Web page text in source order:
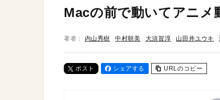
Macの前で動いてアニメ
著者： 内山秀樹 中村朝美 大須賀淳 山田井ユウキ
ポスト シェアする URLのコピー